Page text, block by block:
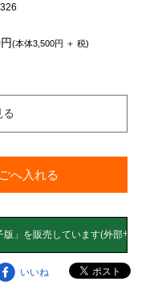
326
(本体3,500円 ＋ 税)
へ入れる
いいね